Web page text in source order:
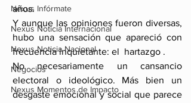
Nexus Infórmate
Nexus Noticia Internacional
Nexus Noticia Nacional
Negocios
Nexus Momentos de Impacto
años.
Y aunque las opiniones fueron diversas,
hubo una sensación que apareció con
frecuencia inquietante: el  hartazgo .
No necesariamente un cansancio
electoral o ideológico. Más bien un
desgaste emocional y social que parece